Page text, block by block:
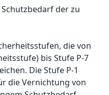
der zu
die von
bis Stufe P-7
Die Stufe P-1
die Vernichtung von